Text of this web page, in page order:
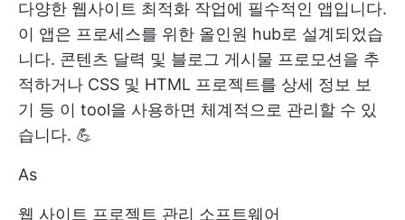
다양한 웹사이트 최적화 작업에 필수적인 앱입니다.
이 앱은 프로세스를 위한 올인원 hub로 설계되었습
니다. 콘텐츠 달력 및 블로그 게시물 프로모션을 추
적하거나 CSS 및 HTML 프로젝트를 상세 정보 보
기 등 이 tool을 사용하면 체계적으로 관리할 수 있
습니다. 💪
As
웹 사이트 프로젝트 관리 소프트웨어